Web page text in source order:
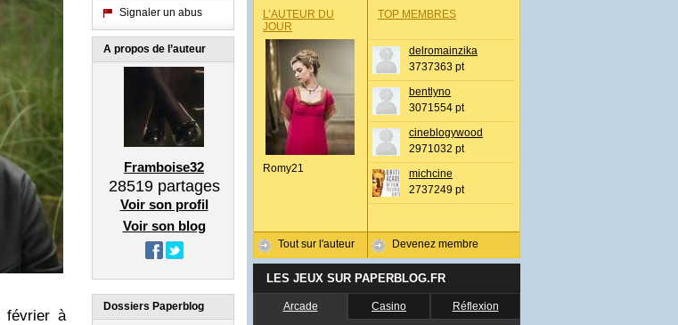
à
Signaler un abus
A propos de l’auteur
Framboise32
28519partages
Voir son profil
Voir son blog
Dossiers Paperblog
L’AUTEUR DU
JOUR
Romy21
Tout sur l'auteur
TOP MEMBRES
delromainzika
3737363 pt
bentlyno
3071554 pt
cineblogywood
2971032 pt
michcine
2737249 pt
Devenez membre
LES JEUX SUR PAPERBLOG.FR
Arcade Casino Réflexion